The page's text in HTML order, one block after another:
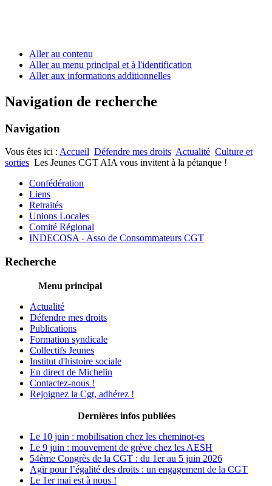
Aller au contenu
Aller au menu principal et à l'identification
Aller aux informations additionnelles
Navigation de recherche
Navigation
Vous êtes ici : Accueil Défendre mes droits Actualité Culture et
sorties Les Jeunes CGT AIA vous invitent à la pétanque !
Confédération
Liens
Retraités
Unions Locales
Comité Régional
INDECOSA - Asso de Consommateurs CGT
Recherche
Menu principal
Actualité
Défendre mes droits
Publications
Formation syndicale
Collectifs Jeunes
Institut d'histoire sociale
En direct de Michelin
Contactez-nous !
Rejoignez la Cgt, adhérez !
Dernières infos publiées
Le 10 juin : mobilisation chez les cheminot-es
Le 9 juin : mouvement de grève chez les AESH
54ème Congrès de la CGT : du 1er au 5 juin 2026
Agir pour l’égalité des droits : un engagement de la CGT
Le 1er mai est à nous !